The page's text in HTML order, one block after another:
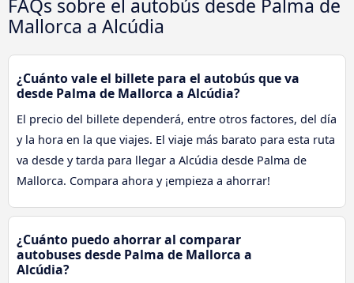
FAQs sobre el autobús desde Palma de
Mallorca a Alcúdia
¿Cuánto vale el billete para el autobús que va
desde Palma de Mallorca a Alcúdia?
El precio del billete dependerá, entre otros factores, del día
y la hora en la que viajes. El viaje más barato para esta ruta
va desde y tarda para llegar a Alcúdia desde Palma de
Mallorca. Compara ahora y ¡empieza a ahorrar!
¿Cuánto puedo ahorrar al comparar
autobuses desde Palma de Mallorca a
Alcúdia?